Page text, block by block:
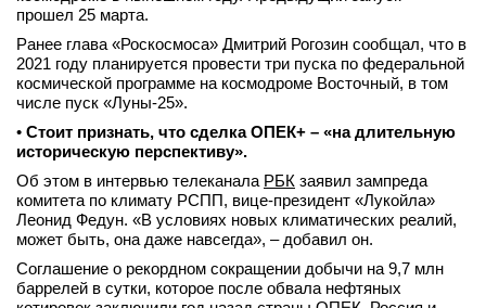
прошел 25 марта.
Ранее глава «Роскосмоса» Дмитрий Рогозин сообщал, что в
2021 году планируется провести три пуска по федеральной
космической программе на космодроме Восточный, в том
числе пуск «Луны-25».
• Стоит признать, что сделка ОПЕК+ – «на длительную
историческую перспективу».
Об этом в интервью телеканала РБК заявил зампреда
комитета по климату РСПП, вице-президент «Лукойла»
Леонид Федун. «В условиях новых климатических реалий,
может быть, она даже навсегда», – добавил он.
Соглашение о рекордном сокращении добычи на 9,7 млн
баррелей в сутки, которое после обвала нефтяных